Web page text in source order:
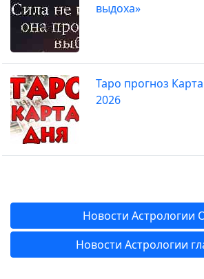
выдоха»
Таро прогноз
2026
Новости Астрологии
Новости Астрологии